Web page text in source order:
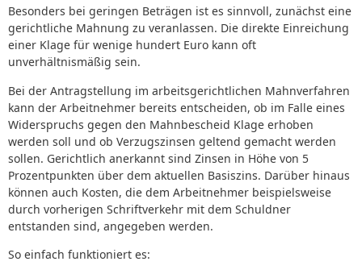
Besonders bei geringen Beträgen ist es sinnvoll, zunächst eine
gerichtliche Mahnung zu veranlassen. Die direkte Einreichung
einer Klage für wenige hundert Euro kann oft
unverhältnismäßig sein.
Bei der Antragstellung im arbeitsgerichtlichen Mahnverfahren
kann der Arbeitnehmer bereits entscheiden, ob im Falle eines
Widerspruchs gegen den Mahnbescheid Klage erhoben
werden soll und ob Verzugszinsen geltend gemacht werden
sollen. Gerichtlich anerkannt sind Zinsen in Höhe von 5
Prozentpunkten über dem aktuellen Basiszins. Darüber hinaus
können auch Kosten, die dem Arbeitnehmer beispielsweise
durch vorherigen Schriftverkehr mit dem Schuldner
entstanden sind, angegeben werden.
So einfach funktioniert es: